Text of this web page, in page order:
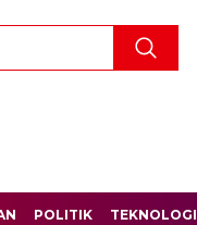
POLITIK TEKNOLOGI